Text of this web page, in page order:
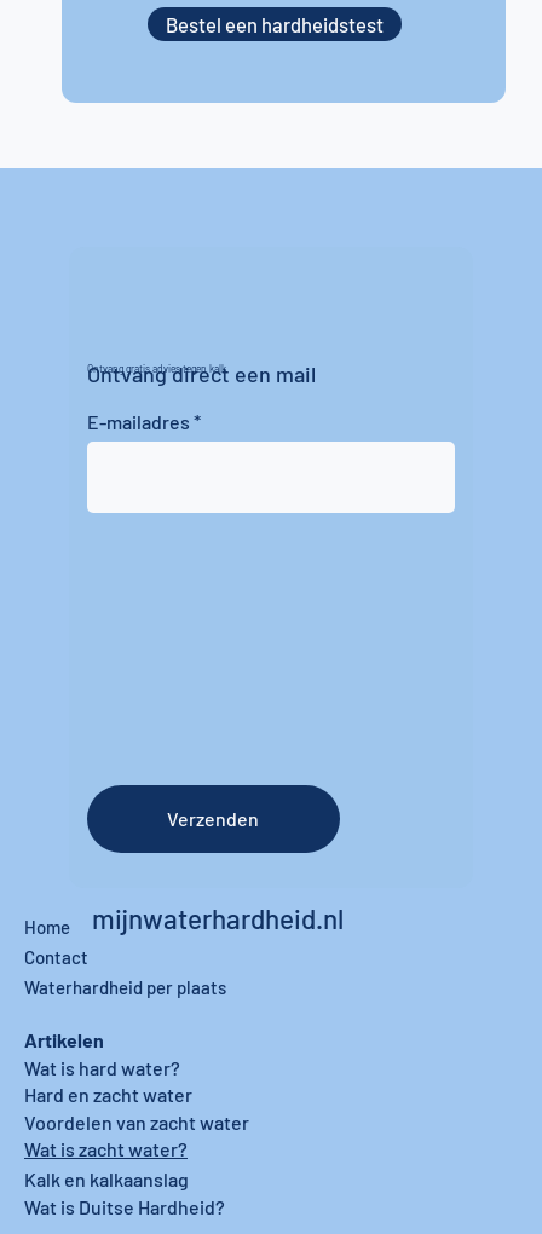
Bestel een hardheidstest
Ontvang gratis advies tegen kalk
Ontvang direct een mail
E-mailadres
Verzenden
mijnwaterhardheid.nl
Home
Contact
Waterhardheid per plaats
Artikelen
Wat is hard water?
Hard en zacht water
Wat is zacht water?
Voordelen van zacht water
Kalk en kalkaanslag
Wat is Duitse Hardheid?